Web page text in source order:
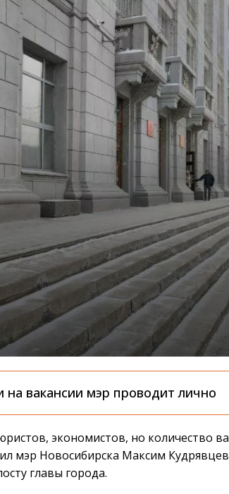
вакансии мэр проводит лично
экономистов, но количество
мэр Новосибирска Максим Кудрявцев
главы города.